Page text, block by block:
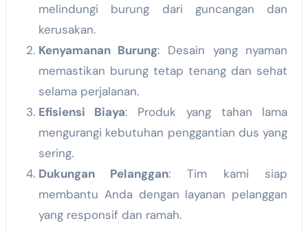
melindungi burung dari guncangan dan
kerusakan.
Kenyamanan Burung: Desain yang nyaman
memastikan burung tetap tenang dan sehat
selama perjalanan.
Efisiensi Biaya: Produk yang tahan lama
mengurangi kebutuhan penggantian dus yang
sering.
Dukungan Pelanggan: Tim kami siap
membantu Anda dengan layanan pelanggan
yang responsif dan ramah.